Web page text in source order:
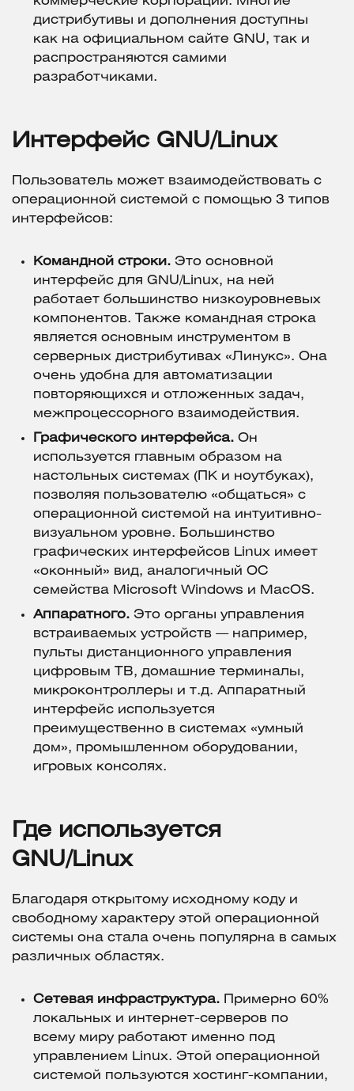
дистрибутивы и дополнения доступны
как на официальном сайте GNU, так и
распространяются самими
разработчиками.
Интерфейс GNU/Linux
Пользователь может взаимодействовать с
операционной системой с помощью 3 типов
интерфейсов:
Командной строки. Это основной
интерфейс для GNU/Linux, на ней
работает большинство низкоуровневых
компонентов. Также командная строка
является основным инструментом в
серверных дистрибутивах «Линукс». Она
очень удобна для автоматизации
повторяющихся и отложенных задач,
межпроцессорного взаимодействия.
Графического интерфейса. Он
используется главным образом на
настольных системах (ПК и ноутбуках),
позволяя пользователю «общаться» с
операционной системой на интуитивно-
визуальном уровне. Большинство
графических интерфейсов Linux имеет
«оконный» вид, аналогичный ОС
семейства Microsoft Windows и MacOS.
Аппаратного. Это органы управления
встраиваемых устройств — например,
пульты дистанционного управления
цифровым ТВ, домашние терминалы,
микроконтроллеры и т.д. Аппаратный
интерфейс используется
преимущественно в системах «умный
дом», промышленном оборудовании,
игровых консолях.
Где используется
GNU/Linux
Благодаря открытому исходному коду и
свободному характеру этой операционной
системы она стала очень популярна в самых
различных областях.
Сетевая инфраструктура. Примерно 60%
локальных и интернет-серверов по
всему миру работают именно под
управлением Linux. Этой операционной
системой пользуются хостинг-компании,